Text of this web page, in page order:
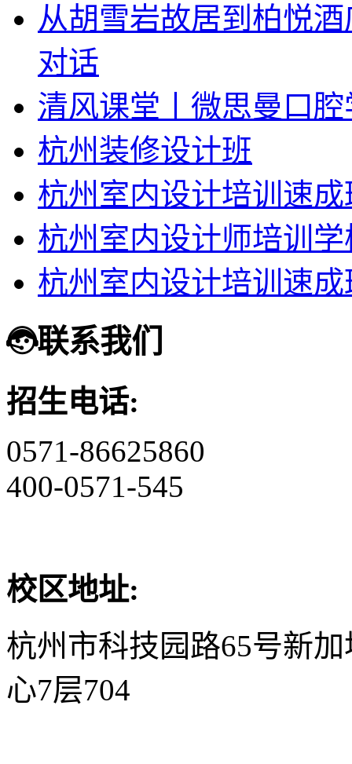
从胡雪岩故居到柏悦
对话
清风课堂丨微思曼口
杭州装修设计班
杭州室内设计培训速成
杭州室内设计师培训
杭州室内设计培训速成
联系我们
招生电话:
0571-86625860
400-0571-545
校区地址:
杭州市科技园路65号新
心7层704